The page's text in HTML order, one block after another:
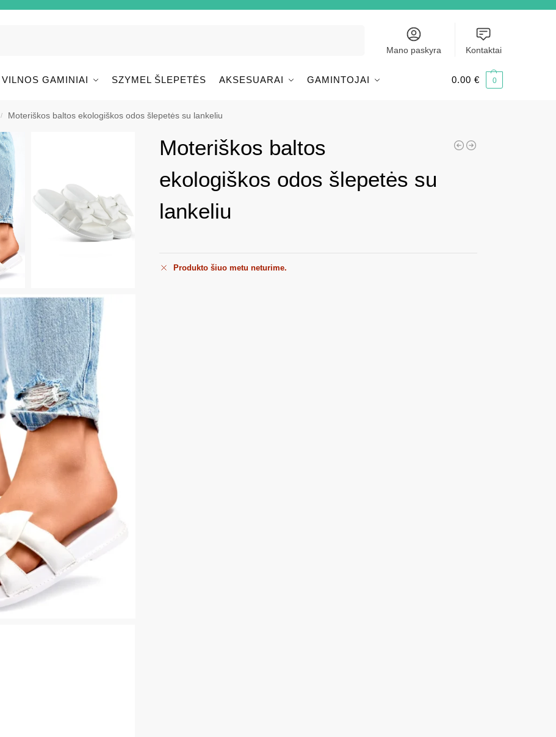
Mano paskyra Kontaktai
VILNOS GAMINIAI SZYMEL ŠLEPETĖS AKSESUARAI GAMINTOJAI 0.00 € 0
/ Moteriškos baltos ekologiškos odos šlepetės su lankeliu
Moteriškos baltos
ekologiškos odos šlepetės su
lankeliu
Produkto šiuo metu neturime.